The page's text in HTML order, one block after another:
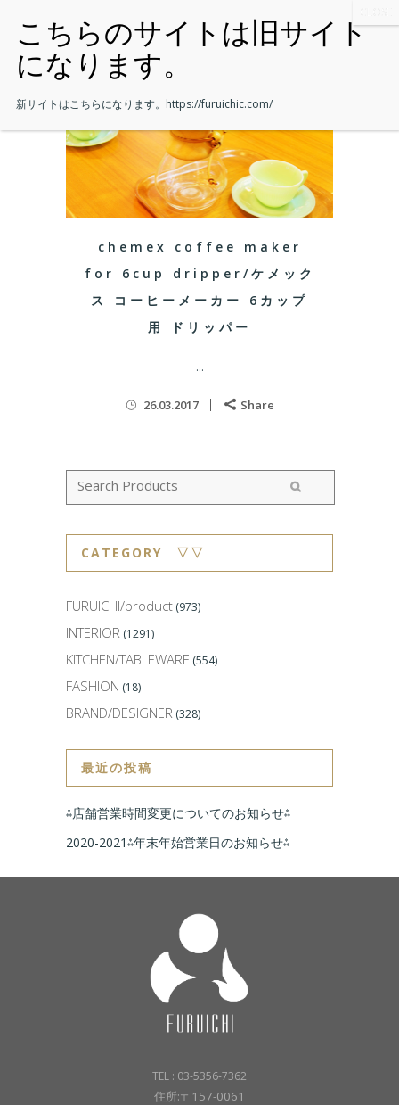
chemex coffee maker
for 6cup dripper/ケメック
ス コーヒーメーカー 6カップ
用 ドリッパー
...
26.03.2017 Share
CATEGORY ▽▽
FURUICHI/product (973)
INTERIOR (1291)
KITCHEN/TABLEWARE (554)
FASHION (18)
BRAND/DESIGNER (328)
最近の投稿
⁂店舗営業時間変更についてのお知らせ⁂
2020-2021⁂年末年始営業日のお知らせ⁂
TEL : 03-5356-7362
住所:〒157-0061
新サイトはこちらになります。 https://furuichic.com/